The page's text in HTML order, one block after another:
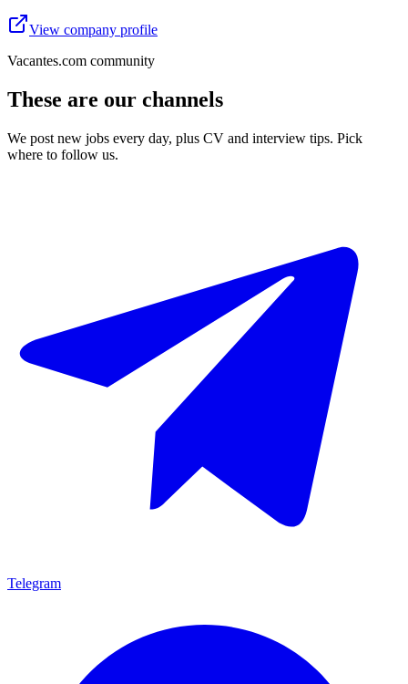
View company profile
Vacantes.com community
These are our channels
We post new jobs every day, plus CV and interview tips. Pick
where to follow us.
Telegram